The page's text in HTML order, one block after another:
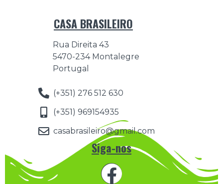
CASA BRASILEIRO
Rua Direita 43
5470-234 Montalegre
Portugal
(+351) 276 512 630
(+351) 969154935
casabrasileiro@gmail.com
Siga-nos